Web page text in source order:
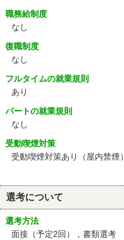
職務給制度
なし
復職制度
なし
フルタイムの就業規則
あり
パートの就業規則
なし
受動喫煙対策
受動喫煙対策あり（屋内禁煙）
選考について
選考方法
面接（予定2回），書類選考